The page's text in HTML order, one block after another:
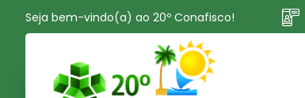
Seja bem-vindo(a) ao 20º Conafisco!